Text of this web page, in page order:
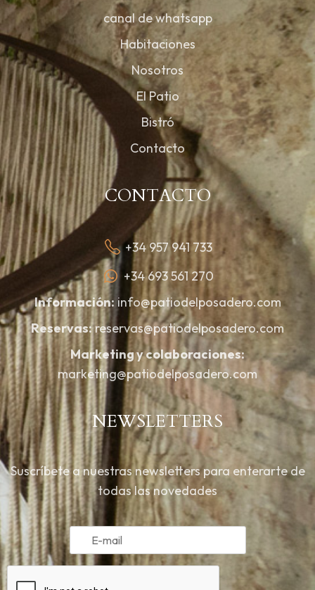
canal de whatsapp
Habitaciones
Nosotros
El Patio
Bistró
Contacto
CONTACTO
+34 957 941 733
+34 693 561 270
Información: info@patiodelposadero.com
Reservas:reservas@patiodelposadero.com
Marketing y colaboraciones:
marketing@patiodelposadero.com
NEWSLETTERS
Suscríbete a nuestras newsletters para enterarte de
todas las novedades